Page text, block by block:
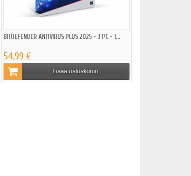
BITDEFENDER ANTIVIRUS PLUS 2025 - 3 PC - 1...
54,99 €
Lisää ostoskoriin